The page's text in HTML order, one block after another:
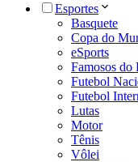
Esportes
Basquete
Copa do
eSports
Famosos do
Futebol
Futebol
Lutas
Motor
Tênis
Vôlei